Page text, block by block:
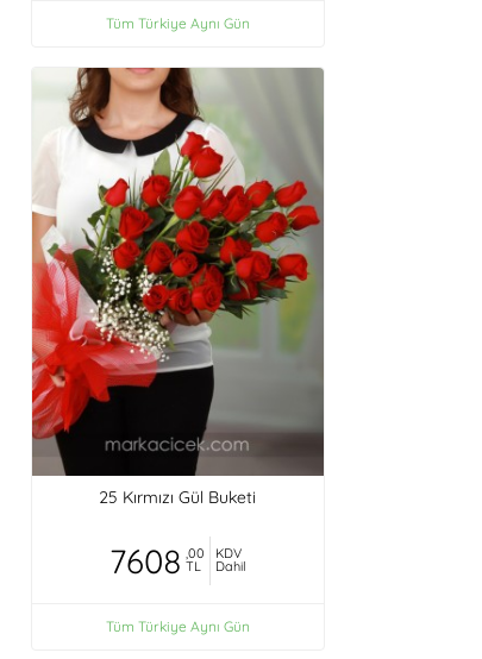
Tüm Türkiye Aynı Gün
25 Kırmızı Gül Buketi
7608 ,00
TL
KDV
Dahil
Tüm Türkiye Aynı Gün